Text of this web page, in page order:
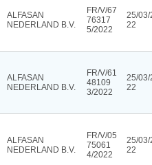
ALFASAN
NEDERLAND B.V.
FR/V/67
76317
5/2022
25/03/
22
ALFASAN
NEDERLAND B.V.
FR/V/61
48109
3/2022
25/03/
22
ALFASAN
NEDERLAND B.V.
FR/V/05
75061
4/2022
25/03/
22